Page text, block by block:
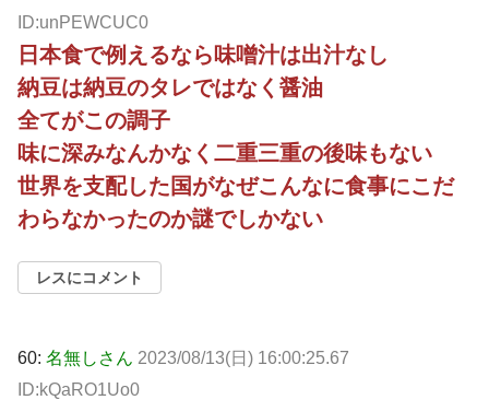
ID:unPEWCUC0
日本食で例えるなら味噌汁は出汁なし
納豆は納豆のタレではなく醤油
全てがこの調子
味に深みなんかなく二重三重の後味もない
世界を支配した国がなぜこんなに食事にこだ
わらなかったのか謎でしかない
レスにコメント
60: 名無しさん 2023/08/13(日) 16:00:25.67
ID:kQaRO1Uo0